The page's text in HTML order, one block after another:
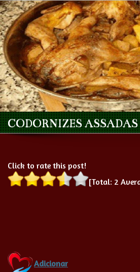
CODORNIZES
Click to rate this post!
[Total: 2
Adicionar